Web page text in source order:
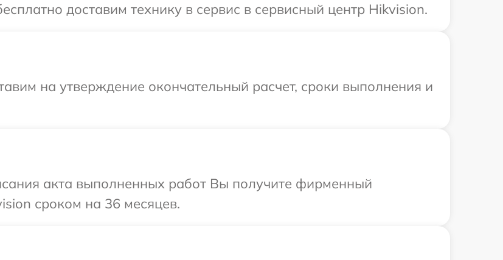
доставим технику в сервис в сервисный центр Hikvision.
на утверждение окончательный расчет, сроки выполнения и
акта выполненных работ Вы получите фирменный
сроком на 36 месяцев.